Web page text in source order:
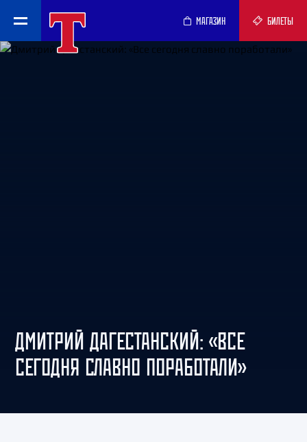
МАГАЗИН БИЛЕТЫ
ДМИТРИЙ ДАГЕСТАНСКИЙ: «ВСЕ
СЕГОДНЯ СЛАВНО ПОРАБОТАЛИ»